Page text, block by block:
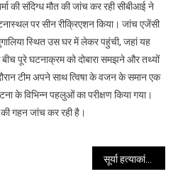
शर्मा
मौत
मामले
में
CBI
ने
किया
की संदिग्ध मौत की जांच कर रही सीबीआई ने
पर सीन रीक्रिएशन किया। जांच एजेंसी
स्थित उस घर में लेकर पहुंची, जहां यह
पूरे घटनाक्रम को दोबारा समझने और तथ्यों
टीम अपने साथ त्विषा के वजन के समान एक
के विभिन्न पहलुओं का परीक्षण किया गया।
की गहन जांच कर रही है।
सूर्या हत्याकांड पर सीएम योगी का सख्त संदेश, अपराधियों को चेताया